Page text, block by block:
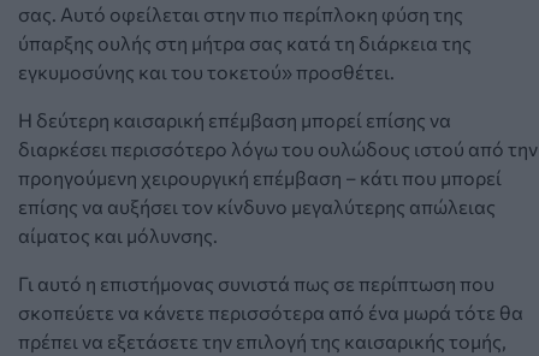
σας. Αυτό οφείλεται στην πιο περίπλοκη φύση της
ύπαρξης ουλής στη μήτρα σας κατά τη διάρκεια της
εγκυμοσύνης και του τοκετού» προσθέτει.
Η δεύτερη καισαρική επέμβαση μπορεί επίσης να
διαρκέσει περισσότερο λόγω του ουλώδους ιστού από την
προηγούμενη χειρουργική επέμβαση – κάτι που μπορεί
επίσης να αυξήσει τον κίνδυνο μεγαλύτερης απώλειας
αίματος και μόλυνσης.
Γι αυτό η επιστήμονας συνιστά πως σε περίπτωση που
σκοπεύετε να κάνετε περισσότερα από ένα μωρά τότε θα
πρέπει να εξετάσετε την επιλογή της καισαρικής τομής,